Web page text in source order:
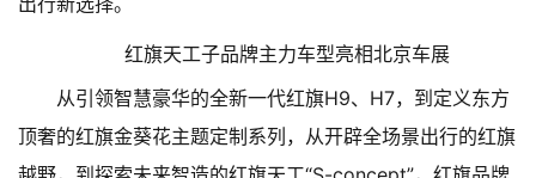
红旗天工子品牌主力车型亮相北京车展
从引领智慧豪华的全新一代红旗H9、H7，到定义东方
顶奢的红旗金葵花主题定制系列，从开辟全场景出行的红旗